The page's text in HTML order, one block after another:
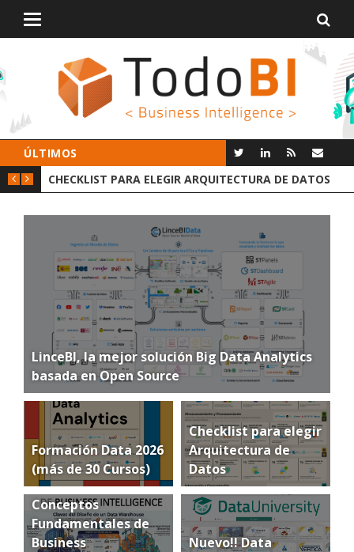
Alternar
ÚLTIMOS
ELEGIR ARQUITECTURA DE DATOS
GROOT AI LINCEBI: LA
LinceBI, la mejor solución Big Data Analytics
basada en Open Source
Formación Data 2026
(más de 30 Cursos)
Checklist para elegir
Arquitectura de
Datos
Conceptos
Fundamentales de
Business
Nuevo!! Data